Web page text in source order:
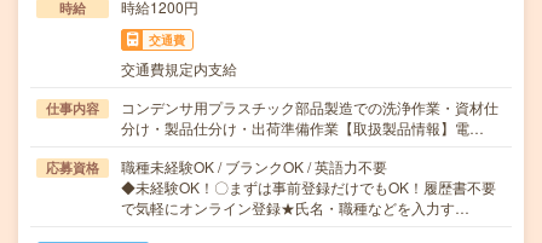
時給 時給1200円
交通費
交通費規定内支給
仕事内容
コンデンサ用プラスチック部品製造での洗浄作業・資材仕
分け・製品仕分け・出荷準備作業【取扱製品情報】電…
応募資格
職種未経験OK / ブランクOK / 英語力不要
◆未経験OK！〇まずは事前登録だけでもOK！履歴書不要
で気軽にオンライン登録★氏名・職種などを入力す…